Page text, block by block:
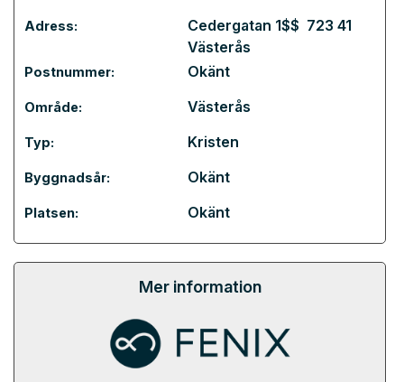
Adress:
Cedergatan 1$$ 723 41
Västerås
Postnummer: Okänt
Område: Västerås
Typ: Kristen
Byggnadsår: Okänt
Platsen: Okänt
Mer information